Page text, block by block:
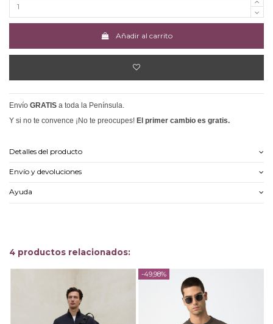
Añadir al carrito
Envío GRATIS a toda la Península.
Y si no te convence ¡No te preocupes! El primer cambio es gratis.
Detalles del producto
Envío y devoluciones
Ayuda
4 productos relacionados:
-49,98%